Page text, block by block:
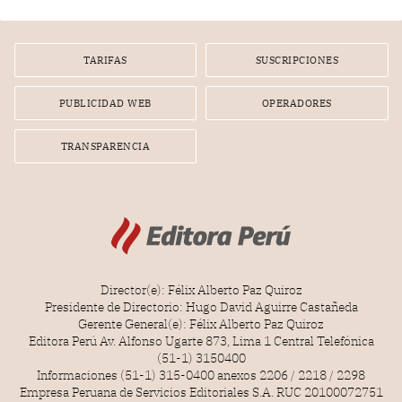
por la frustrada realización de un meet and greet con
TARIFAS SUSCRIPCIONES
PUBLICIDAD WEB OPERADORES
TRANSPARENCIA
Director(e): Félix Alberto Paz Quiroz
Presidente de Directorio: Hugo David Aguirre Castañeda
Gerente General(e): Félix Alberto Paz Quiroz
Editora Perú Av. Alfonso Ugarte 873, Lima 1 Central Telefónica
(51-1) 3150400
Informaciones (51-1) 315-0400 anexos 2206 / 2218 / 2298
Empresa Peruana de Servicios Editoriales S.A. RUC 20100072751